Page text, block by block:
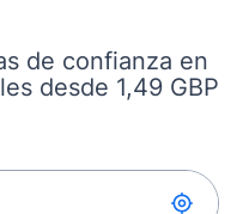
de confianza en
desde 1,49 GBP